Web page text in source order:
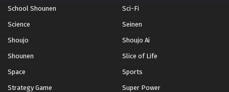
Yowamushi Pedal Episode 12
Eps 12 - Episode 12 - October 26, 2024
Eps 11 - Episode 11 - October 26, 2024
School Shounen Sci-Fi
Science Seinen
Shoujo Shoujo Ai
Shounen Slice of Life
Space Sports
Strategy Game Super Power